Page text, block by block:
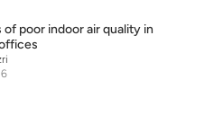
poor indoor air quality in